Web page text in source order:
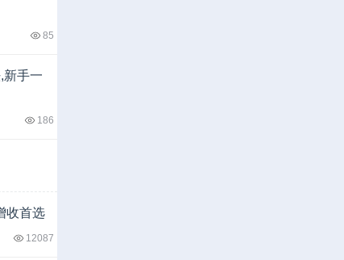
85
新手一
186
收首选
12087